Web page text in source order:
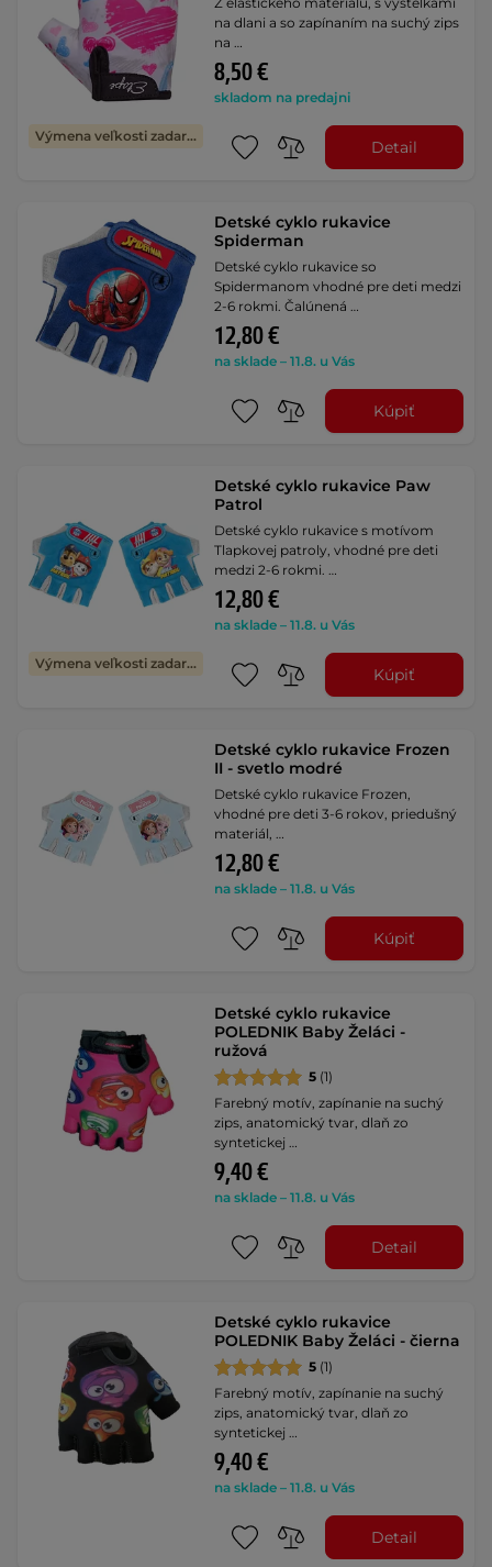
Výmena veľkosti zadarmo
na dlani a so zapínaním na suchý zips
na …
8,50 €
skladom na predajni
Detail
Detské cyklo rukavice
Spiderman
Detské cyklo rukavice so
Spidermanom vhodné pre deti medzi
2-6 rokmi. Čalúnená …
12,80 €
na sklade – 11.8. u Vás
Kúpiť
Výmena veľkosti zadarmo
Detské cyklo rukavice Paw
Patrol
Detské cyklo rukavice s motívom
Tlapkovej patroly, vhodné pre deti
medzi 2-6 rokmi. …
12,80 €
na sklade – 11.8. u Vás
Kúpiť
Detské cyklo rukavice Frozen
II - svetlo modré
Detské cyklo rukavice Frozen,
vhodné pre deti 3-6 rokov, priedušný
materiál, …
12,80 €
na sklade – 11.8. u Vás
Kúpiť
Detské cyklo rukavice
POLEDNIK Baby Želáci -
ružová
5 (1)
Farebný motív, zapínanie na suchý
zips, anatomický tvar, dlaň zo
syntetickej …
9,40 €
na sklade – 11.8. u Vás
Detail
Detské cyklo rukavice
POLEDNIK Baby Želáci - čierna
5 (1)
Farebný motív, zapínanie na suchý
zips, anatomický tvar, dlaň zo
syntetickej …
9,40 €
na sklade – 11.8. u Vás
Detail